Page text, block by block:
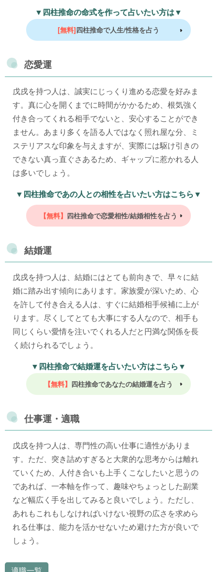
▼四柱推命の命式を作って占いたい方は▼
[無料]四柱推命で人生/性格を占う
恋愛運
戊戌を持つ人は、誠実にじっくり進める恋愛を好みま
す。真に心を開くまでに時間がかかるため、根気強く
付き合ってくれる相手でないと、安心することができ
ません。あまり多くを語る人ではなく照れ屋な分、ミ
ステリアスな印象を与えますが、実際には駆け引きの
できない真っ直ぐさあるため、ギャップに惹かれる人
は多いでしょう。
▼四柱推命であの人との相性を占いたい方はこちら▼
【無料】 四柱推命で恋愛相性/結婚相性を占う
結婚運
戊戌を持つ人は、結婚にはとても前向きで、早々に結
婚に踏み出す傾向にあります。家族愛が深いため、心
を許して付き合える人は、すぐに結婚相手候補に上が
ります。尽くしてとても大事にする人なので、相手も
同じくらい愛情を注いでくれる人だと円満な関係を長
く続けられるでしょう。
▼四柱推命で結婚運を占いたい方はこちら▼
【無料】 四柱推命であなたの結婚運を占う
仕事運・適職
戊戌を持つ人は、専門性の高い仕事に適性がありま
す。ただ、突き詰めすぎると大衆的な思考からは離れ
ていくため、人付き合いも上手くこなしたいと思うの
であれば、一本軸を作って、趣味やちょっとした副業
など幅広く手を出してみると良いでしょう。ただし、
あれもこれもしなければいけない視野の広さを求めら
れる仕事は、能力を活かせないため避けた方が良いで
しょう。